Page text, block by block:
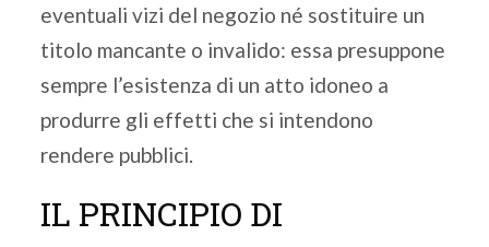
eventuali vizi del negozio né sostituire un
titolo mancante o invalido: essa presuppone
sempre l’esistenza di un atto idoneo a
produrre gli effetti che si intendono
rendere pubblici.
IL PRINCIPIO DI